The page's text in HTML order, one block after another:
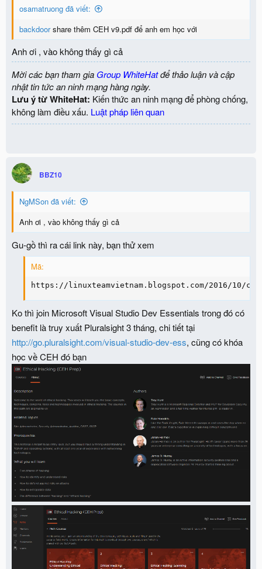
osamatruong đã viết:
backdoorshare thêm CEH v9.pdf để anh em học với
Anh ơi , vào không thấy gì cả
Mời các bạn tham gia Group WhiteHatđể thảo luận và cập
nhật tin tức an ninh mạng hàng ngày.
Lưu ý từ WhiteHat: Kiến thức an ninh mạng để phòng chống,
không làm điều xấu. Luật pháp liên quan
BBZ10
NgMSon đã viết:
Anh ơi , vào không thấy gì cả
Gu-gồ thì ra cái link này, bạn thử xem
Mã:
https://linuxteamvietnam.blogspot.com/2016/10/
Ko thì join Microsoft Visual Studio Dev Essentials trong đó có
benefit là truy xuất Pluralsight 3 tháng, chi tiết tại
http://go.pluralsight.com/visual-studio-dev-ess, cũng có khóa
học về CEH đó bạn